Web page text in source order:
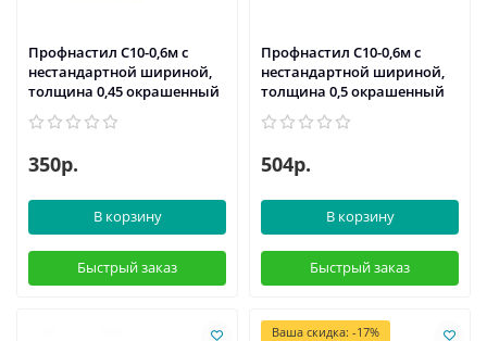
Профнастил С10-0,6м с
нестандартной шириной,
толщина 0,45 окрашенный
350р.
В корзину
Быстрый заказ
Профнастил С10-0,6м с
нестандартной шириной,
толщина 0,5 окрашенный
504р.
В корзину
Быстрый заказ
Ваша скидка: -17%